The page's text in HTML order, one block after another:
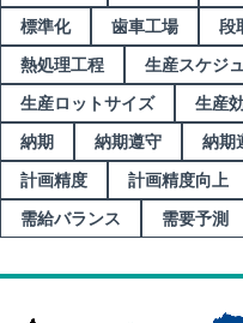
標準化
歯車工場 段
熱処理工程
生産スケジ
生産ロットサイズ
生産
納期
納期遵守 納期
計画精度
計画精度向上
需給バランス
需要予測